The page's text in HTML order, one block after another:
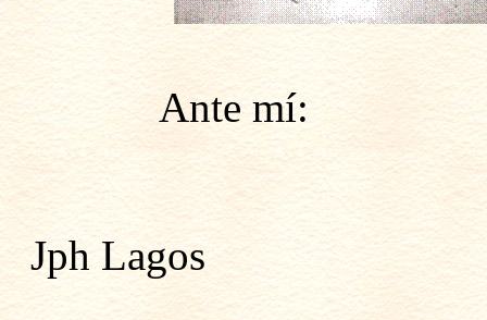
Ante mí:
Jph Lagos